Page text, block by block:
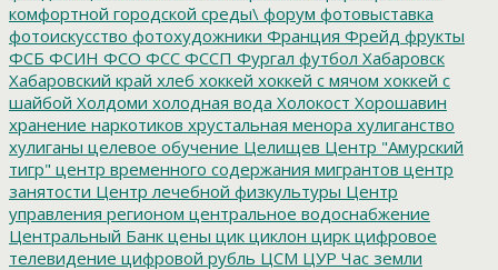
комфортной городской среды\ форум фотовыставка
фотоискусство фотохудожники Франция Фрейд фрукты
ФСБ ФСИН ФСО ФСС ФССП Фургал футбол Хабаровск
Хабаровский край хлеб хоккей хоккей с мячом хоккей с
шайбой Холдоми холодная вода Холокост Хорошавин
хранение наркотиков хрустальная менора хулиганство
хулиганы целевое обучение Целищев Центр "Амурский
тигр" центр временного содержания мигрантов центр
занятости Центр лечебной физкультуры Центр
управления регионом центральное водоснабжение
Центральный Банк цены цик циклон цирк цифровое
телевидение цифровой рубль ЦСМ ЦУР Час земли